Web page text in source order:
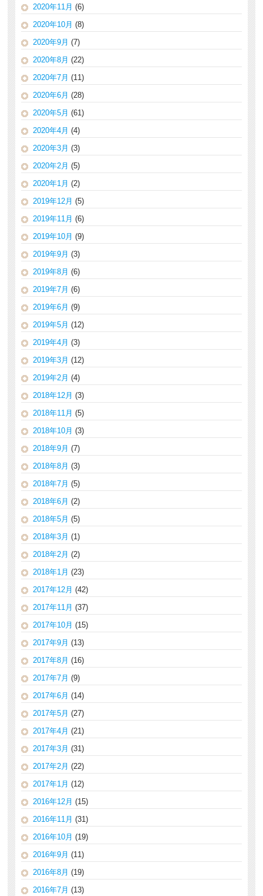
2020年11月 (6)
2020年10月 (8)
2020年9月 (7)
2020年8月 (22)
2020年7月 (11)
2020年6月 (28)
2020年5月 (61)
2020年4月 (4)
2020年3月 (3)
2020年2月 (5)
2020年1月 (2)
2019年12月 (5)
2019年11月 (6)
2019年10月 (9)
2019年9月 (3)
2019年8月 (6)
2019年7月 (6)
2019年6月 (9)
2019年5月 (12)
2019年4月 (3)
2019年3月 (12)
2019年2月 (4)
2018年12月 (3)
2018年11月 (5)
2018年10月 (3)
2018年9月 (7)
2018年8月 (3)
2018年7月 (5)
2018年6月 (2)
2018年5月 (5)
2018年3月 (1)
2018年2月 (2)
2018年1月 (23)
2017年12月 (42)
2017年11月 (37)
2017年10月 (15)
2017年9月 (13)
2017年8月 (16)
2017年7月 (9)
2017年6月 (14)
2017年5月 (27)
2017年4月 (21)
2017年3月 (31)
2017年2月 (22)
2017年1月 (12)
2016年12月 (15)
2016年11月 (31)
2016年10月 (19)
2016年9月 (11)
2016年8月 (19)
2016年7月 (13)